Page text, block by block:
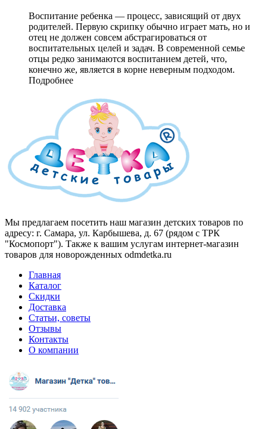
Воспитание ребенка — процесс, зависящий от двух
родителей. Первую скрипку обычно играет мать, но и
отец не должен совсем абстрагироваться от
воспитательных целей и задач. В современной семье
отцы редко занимаются воспитанием детей, что,
конечно же, является в корне неверным подходом.
Подробнее
Мы предлагаем посетить наш магазин детских товаров по
адресу: г. Самара, ул. Карбышева, д. 67 (рядом с ТРК
"Космопорт"). Также к вашим услугам интернет-магазин
товаров для новорожденных odmdetka.ru
Главная
Каталог
Скидки
Доставка
Статьи, советы
Отзывы
Контакты
О компании